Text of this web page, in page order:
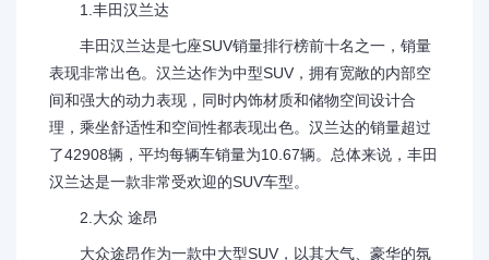
1.丰田汉兰达
丰田汉兰达是七座SUV销量排行榜前十名之一，销量
表现非常出色。汉兰达作为中型SUV，拥有宽敞的内部空
间和强大的动力表现，同时内饰材质和储物空间设计合
理，乘坐舒适性和空间性都表现出色。汉兰达的销量超过
了42908辆，平均每辆车销量为10.67辆。总体来说，丰田
汉兰达是一款非常受欢迎的SUV车型。
2.大众 途昂
大众途昂作为一款中大型SUV，以其大气、豪华的氛